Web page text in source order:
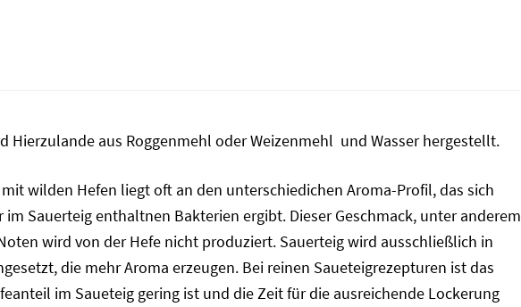
Hierzulande aus Roggenmehl oder Weizenmehl und Wasser hergestellt.
wilden Hefen liegt oft an den unterschiedichen Aroma-Profil, das sich
Sauerteig enthaltnen Bakterien ergibt. Dieser Geschmack, unter anderem
wird von der Hefe nicht produziert. Sauerteig wird ausschließlich in
die mehr Aroma erzeugen. Bei reinen Saueteigrezepturen ist das
im Saueteig gering ist und die Zeit für die ausreichende Lockerung